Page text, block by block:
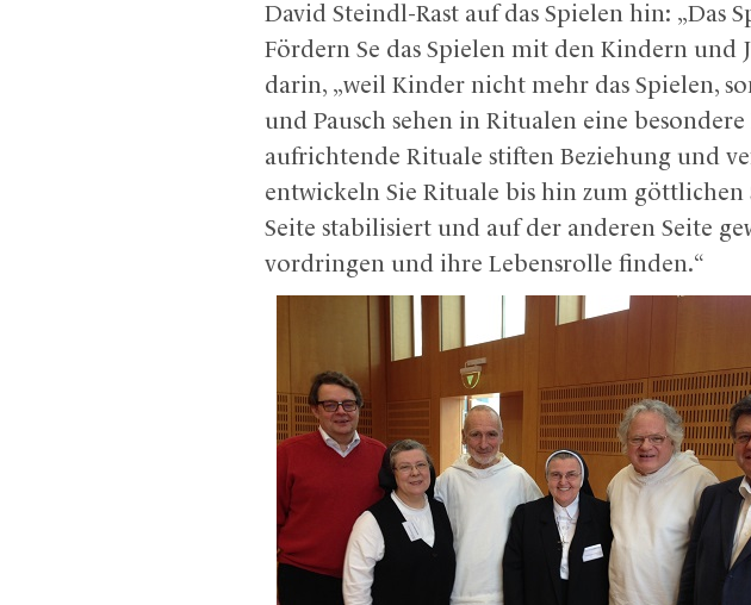
David Steindl-Rast auf das Spielen hin: „Das
Fördern Se das Spielen mit den Kindern und
darin, „weil Kinder nicht mehr das Spielen,
und Pausch sehen in Ritualen eine
aufrichtende Rituale stiften Beziehung und
entwickeln Sie Rituale bis hin zum
Seite stabilisiert und auf der anderen Seite
vordringen und ihre Lebensrolle finden.“